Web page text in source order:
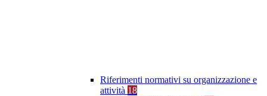
Riferimenti normativi su organizzazione e
attività 18